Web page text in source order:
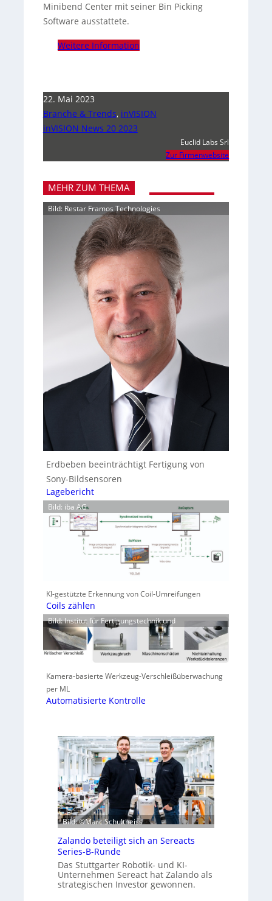
Minibend Center mit seiner Bin Picking
Software ausstattete.
Weitere Information
22. Mai 2023
Branche & Trends, inVISION
inVISION News 20 2023
Euclid Labs Srl
Zur Firmenwebsite
MEHR ZUM THEMA
Bild: Restar Framos Technologies
Erdbeben beeinträchtigt Fertigung von
Sony-Bildsensoren
Lagebericht
Bild: iba AG
KI-gestützte Erkennung von Coil-Umreifungen
Coils zählen
Bild: Institut für Fertigungstechnik und
Kamera-basierte Werkzeug-Verschleißüberwachung
per ML
Automatisierte Kontrolle
Bild: ©Marc Schultheiss
Zalando beteiligt sich an Sereacts
Series-B-Runde
Das Stuttgarter Robotik- und KI-
Unternehmen Sereact hat Zalando als
strategischen Investor gewonnen.